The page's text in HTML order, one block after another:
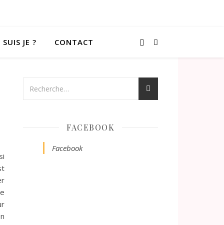
JE ? CONTACT
FACEBOOK
Facebook